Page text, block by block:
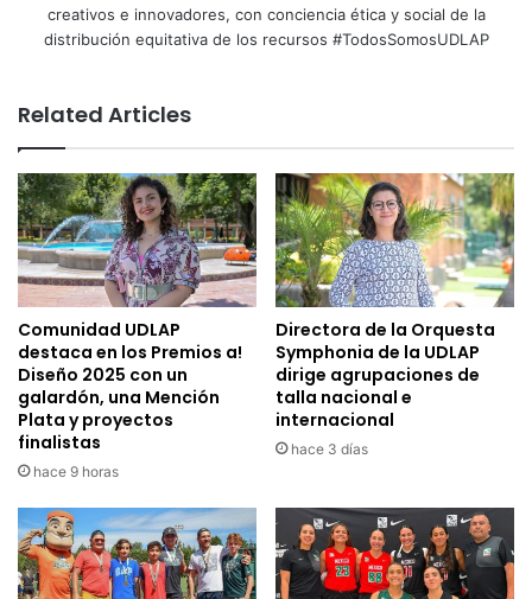
creativos e innovadores, con conciencia ética y social de la
distribución equitativa de los recursos #TodosSomosUDLAP
Related Articles
Comunidad UDLAP
destaca en los Premios a!
Diseño 2025 con un
galardón, una Mención
Plata y proyectos
finalistas
hace 9 horas
Directora de la Orquesta
Symphonia de la UDLAP
dirige agrupaciones de
talla nacional e
internacional
hace 3 días